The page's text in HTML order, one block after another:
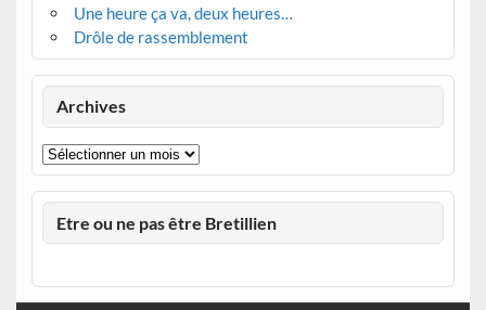
Une heure ça va, deux heures…
Drôle de rassemblement
Archives
Archives
Etre ou ne pas être Bretillien